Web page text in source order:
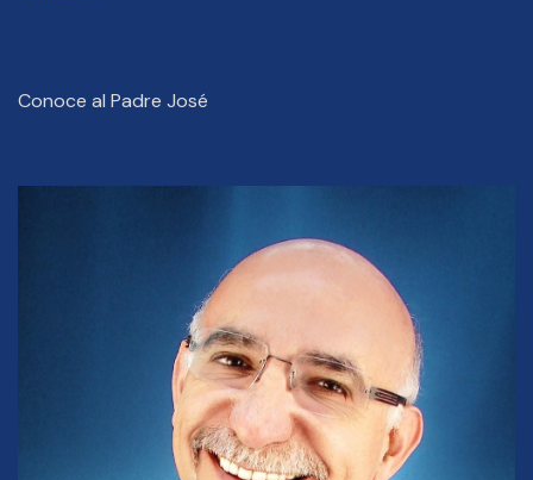
Conoce al Padre José